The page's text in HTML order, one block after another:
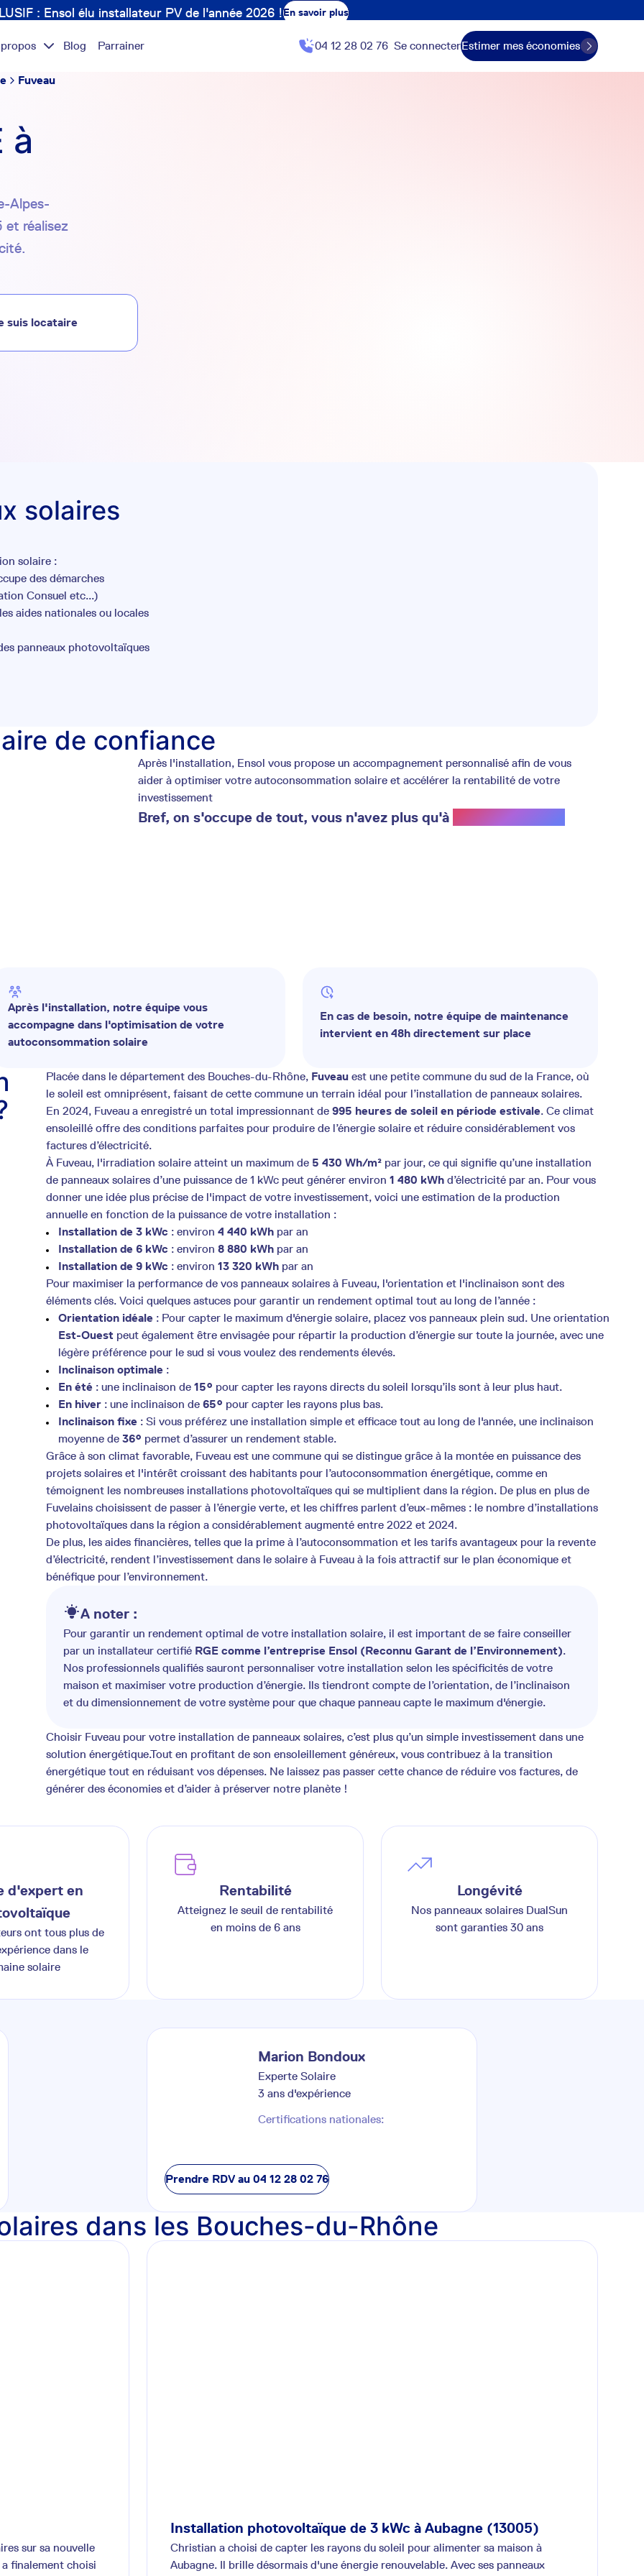
: Ensol élu installateur PV de l'année 2026 !En savoir plus
Blog Parrainer 04 12 28 02 76 Se connecterEstimer mes économies
Fuveau
à
Alpes-
et réalisez
suis locataire
solaires
solaire :
des démarches
Consuel etc...)
aides nationales ou locales
panneaux photovoltaïques
de confiance
Après l'installation, Ensol vous propose un accompagnement personnalisé afin de vous
aider à optimiser votre autoconsommation solaire et accélérer la rentabilité de votre
investissement
Bref, on s'occupe de tout, vous n'avez plus qu'à profiter du soleil.
Après l'installation, notre équipe vous
accompagne dans l'optimisation de votre
autoconsommation solaire
En cas de besoin, notre équipe de maintenance
intervient en 48h directement sur place
Placée dans le département des Bouches-du-Rhône, Fuveau est une petite commune du sud de la France, où
le soleil est omniprésent, faisant de cette commune un terrain idéal pour l’installation de panneaux solaires.
En 2024, Fuveau a enregistré un total impressionnant de 995 heures de soleil en période estivale. Ce climat
ensoleillé offre des conditions parfaites pour produire de l’énergie solaire et réduire considérablement vos
factures d’électricité.
À Fuveau, l'irradiation solaire atteint un maximum de 5 430 Wh/m² par jour, ce qui signifie qu’une installation
de panneaux solaires d’une puissance de 1 kWc peut générer environ 1 480 kWh d’électricité par an. Pour vous
donner une idée plus précise de l'impact de votre investissement, voici une estimation de la production
annuelle en fonction de la puissance de votre installation :
Installation de 3 kWc : environ 4 440 kWh par an
Installation de 6 kWc : environ 8 880 kWh par an
Installation de 9 kWc : environ 13 320 kWh par an
Pour maximiser la performance de vos panneaux solaires à Fuveau, l'orientation et l'inclinaison sont des
éléments clés. Voici quelques astuces pour garantir un rendement optimal tout au long de l’année :
Orientation idéale : Pour capter le maximum d'énergie solaire, placez vos panneaux plein sud. Une orientation
Est-Ouest peut également être envisagée pour répartir la production d’énergie sur toute la journée, avec une
légère préférence pour le sud si vous voulez des rendements élevés.
Inclinaison optimale :
En été : une inclinaison de 15° pour capter les rayons directs du soleil lorsqu’ils sont à leur plus haut.
En hiver : une inclinaison de 65° pour capter les rayons plus bas.
Inclinaison fixe : Si vous préférez une installation simple et efficace tout au long de l'année, une inclinaison
moyenne de 36° permet d’assurer un rendement stable.
Grâce à son climat favorable, Fuveau est une commune qui se distingue grâce à la montée en puissance des
projets solaires et l'intérêt croissant des habitants pour l’autoconsommation énergétique, comme en
témoignent les nombreuses installations photovoltaïques qui se multiplient dans la région. De plus en plus de
Fuvelains choisissent de passer à l’énergie verte, et les chiffres parlent d’eux-mêmes : le nombre d’installations
photovoltaïques dans la région a considérablement augmenté entre 2022 et 2024.
De plus, les aides financières, telles que la prime à l’autoconsommation et les tarifs avantageux pour la revente
d’électricité, rendent l’investissement dans le solaire à Fuveau à la fois attractif sur le plan économique et
bénéfique pour l’environnement.
A noter :
Pour garantir un rendement optimal de votre installation solaire, il est important de se faire conseiller
par un installateur certifié RGE comme l’entreprise Ensol (Reconnu Garant de l’Environnement).
Nos professionnels qualifiés sauront personnaliser votre installation selon les spécificités de votre
maison et maximiser votre production d’énergie. Ils tiendront compte de l’orientation, de l’inclinaison
et du dimensionnement de votre système pour que chaque panneau capte le maximum d'énergie.
Choisir Fuveau pour votre installation de panneaux solaires, c’est plus qu’un simple investissement dans une
solution énergétique.Tout en profitant de son ensoleillement généreux, vous contribuez à la transition
énergétique tout en réduisant vos dépenses. Ne laissez pas passer cette chance de réduire vos factures, de
générer des économies et d’aider à préserver notre planète !
d'expert en
ont tous plus de
dans le
solaire
Rentabilité
Atteignez le seuil de rentabilité
en moins de 6 ans
Longévité
Nos panneaux solaires DualSun
sont garanties 30 ans
Marion Bondoux
Experte Solaire
3 ans d'expérience
Certifications nationales:
Prendre RDV au 04 12 28 02 76
dans les Bouches-du-Rhône
sur sa nouvelle
finalement choisi
Installation photovoltaïque de 3 kWc à Aubagne (13005)
Christian a choisi de capter les rayons du soleil pour alimenter sa maison à
Aubagne. Il brille désormais d'une énergie renouvelable. Avec ses panneaux